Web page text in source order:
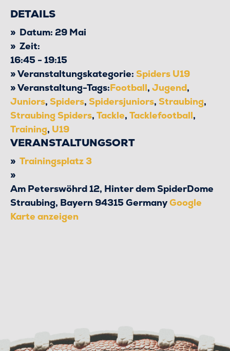
DETAILS
Datum: 29 Mai
Zeit:
16:45 - 19:15
Veranstaltungskategorie: Spiders U19
Veranstaltung-Tags:Football, Jugend,
Juniors, Spiders, Spidersjuniors, Straubing,
Straubing Spiders, Tackle, Tacklefootball,
Training, U19
VERANSTALTUNGSORT
Trainingsplatz 3
Am Peterswöhrd 12, Hinter dem SpiderDome
Straubing, Bayern94315GermanyGoogle
Karte anzeigen